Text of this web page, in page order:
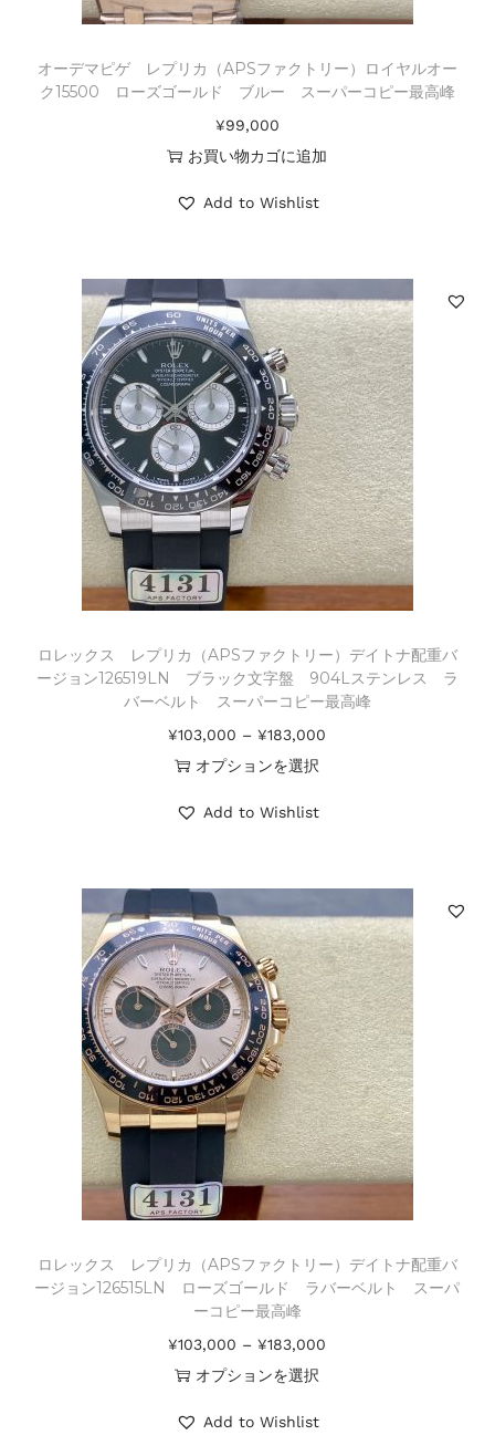
オーデマピゲ レプリカ（APSファクトリー）ロイヤルオー
ク15500 ローズゴールド ブルー スーパーコピー最高峰
¥99,000
お買い物カゴに追加
Add to Wishlist
ロレックス レプリカ（APSファクトリー）デイトナ配重バ
ージョン126519LN ブラック文字盤 904Lステンレス ラ
バーベルト スーパーコピー最高峰
¥103,000 –¥183,000
オプションを選択
Add to Wishlist
ロレックス レプリカ（APSファクトリー）デイトナ配重バ
ージョン126515LN ローズゴールド ラバーベルト スーパ
ーコピー最高峰
¥103,000 –¥183,000
オプションを選択
Add to Wishlist